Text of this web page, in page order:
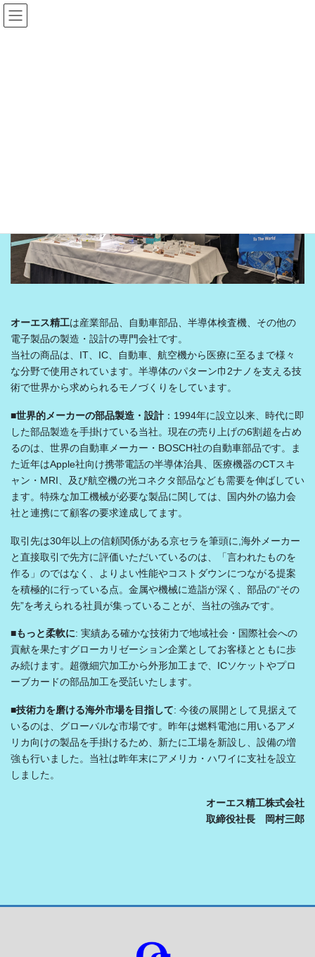
コ
ン
ナ
ビ
オーエス精工は産業部品、自動車部品、半導体検査機、その他の
電子製品の製造・設計の専門会社です。
当社の商品は、IT、IC、自動車、航空機から医療に至るまで様々
な分野で使用されています。半導体のパターン巾2ナノを支える技
術で世界から求められるモノづくりをしています。
■世界的メーカーの部品製造・設計 ：1994年に設立以来、時代に即
した部品製造を手掛けている当社。現在の売り上げの6割超を占め
るのは、世界の自動車メーカー・BOSCH社の自動車部品です。ま
た近年はApple社向け携帯電話の半導体治具、医療機器のCTスキ
ャン・MRI、及び航空機の光コネクタ部品なども需要を伸ばしてい
ます。特殊な加工機械が必要な製品に関しては、国内外の協力会
社と連携にて顧客の要求達成してます。
取引先は30年以上の信頼関係がある京セラを筆頭に,海外メーカー
と直接取引で先方に評価いただいているのは、「言われたものを
作る」のではなく、よりよい性能やコストダウンにつながる提案
を積極的に行っている点。金属や機械に造詣が深く、部品の“その
先”を考えられる社員が集っていることが、当社の強みです。
■もっと柔軟に: 実績ある確かな技術力で地域社会・国際社会への
貢献を果たすグローカリゼーション企業としてお客様とともに歩
み続けます。超微細穴加工から外形加工まで、ICソケットやプロ
ーブカードの部品加工を受託いたします。
■技術力を磨ける海外市場を目指して: 今後の展開として見据えて
いるのは、グローバルな市場です。昨年は燃料電池に用いるアメ
リカ向けの製品を手掛けるため、新たに工場を新設し、設備の増
強も行いました。当社は昨年末にアメリカ・ハワイに支社を設立
しました。
オーエス精工株式会社
取締役社長 岡村三郎